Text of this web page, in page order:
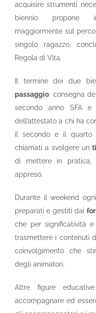
acquisire strumenti
biennio propone
maggiormente sul
singolo ragazzo,
Regola di Vita.
Il termine dei due
passaggio: consegna
secondo anno SFA
dell’attestato a chi ha
il secondo e il quarto
chiamati a svolgere un
di mettere in pratica,
appreso.
Durante il weekend
preparati e gestiti dai
che per significatività
trasmettere i contenuti
coinvolgimento
che
degli animatori.
Altre figure
accompagnare ed